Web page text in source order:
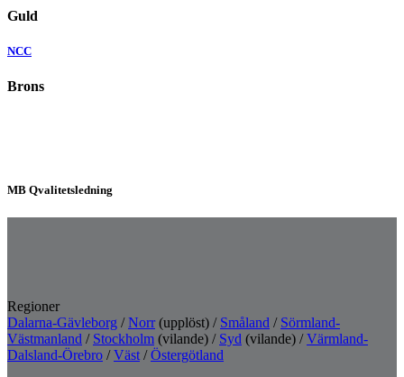
Guld
NCC
Brons
MB Qvalitetsledning
Regioner
Dalarna-Gävleborg /Norr (upplöst) / Småland / Sörmland-
Västmanland / Stockholm (vilande) / Syd (vilande) /Värmland-
Dalsland-Örebro /Väst /Östergötland